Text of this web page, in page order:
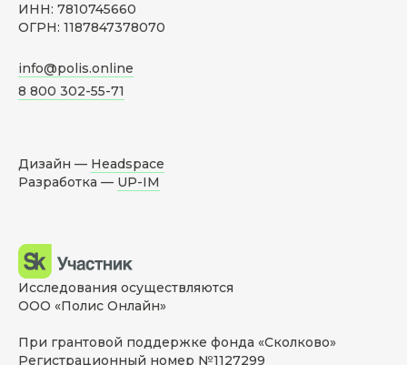
ИНН: 7810745660
ОГРН: 1187847378070
info@polis.online
8 800 302-55-71
Дизайн — Headspace
Разработка — UP-IM
Исследования осуществляются
ООО «Полис Онлайн»
При грантовой поддержке фонда «Сколково»
Регистрационный номер №1127299